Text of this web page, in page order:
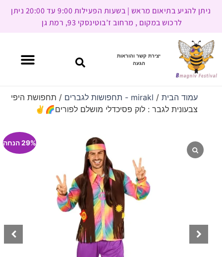
ניתן להגיע בתיאום מראש | בשעות הפעילות 9:00 עד 20:00 ניתן
לרכוש במקום , מרחוב ז’בוטינסקי 93, רמת גן
יצירת קשר והוראות
הגעה
עמוד הבית/ mirakl - תחפושות לגברים
/ תחפושת היפי
צבעונית לגבר : לוק פסיכדלי מושלם לפורים🌈✌️
29% הנחה